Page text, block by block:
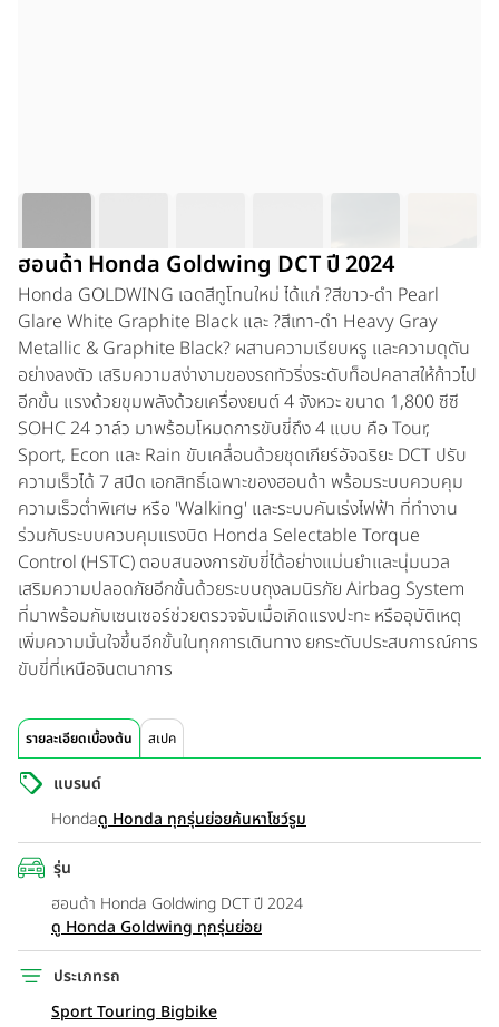
ฮอนด้า Honda Goldwing DCT ปี 2024
Honda GOLDWING เฉดสีทูโทนใหม่ ได้แก่ ?สีขาว-ดำ Pearl
Glare White Graphite Black และ ?สีเทา-ดำ Heavy Gray
Metallic & Graphite Black? ผสานความเรียบหรู และความดุดัน
อย่างลงตัว เสริมความสง่างามของรถทัวริ่งระดับท็อปคลาสให้ก้าวไป
อีกขั้น แรงด้วยขุมพลังด้วยเครื่องยนต์ 4 จังหวะ ขนาด 1,800 ซีซี
SOHC 24 วาล์ว มาพร้อมโหมดการขับขี่ถึง 4 แบบ คือ Tour,
Sport, Econ และ Rain ขับเคลื่อนด้วยชุดเกียร์อัจฉริยะ DCT ปรับ
ความเร็วได้ 7 สปีด เอกสิทธิ์เฉพาะของฮอนด้า พร้อมระบบควบคุม
ความเร็วต่ำพิเศษ หรือ 'Walking' และระบบคันเร่งไฟฟ้า ที่ทำงาน
ร่วมกับระบบควบคุมแรงบิด Honda Selectable Torque
Control (HSTC) ตอบสนองการขับขี่ได้อย่างแม่นยำและนุ่มนวล
เสริมความปลอดภัยอีกขั้นด้วยระบบถุงลมนิรภัย Airbag System
ที่มาพร้อมกับเซนเซอร์ช่วยตรวจจับเมื่อเกิดแรงปะทะ หรืออุบัติเหตุ
เพิ่มความมั่นใจขึ้นอีกขั้นในทุกการเดินทาง ยกระดับประสบการณ์การ
ขับขี่ที่เหนือจินตนาการ
รายละเอียดเบื้องต้น สเปค
แบรนด์
Hondaดู Honda ทุกรุ่นย่อยค้นหาโชว์รูม
รุ่น
ฮอนด้า Honda Goldwing DCT ปี 2024
ดู Honda Goldwing ทุกรุ่นย่อย
ประเภทรถ
Sport Touring Bigbike